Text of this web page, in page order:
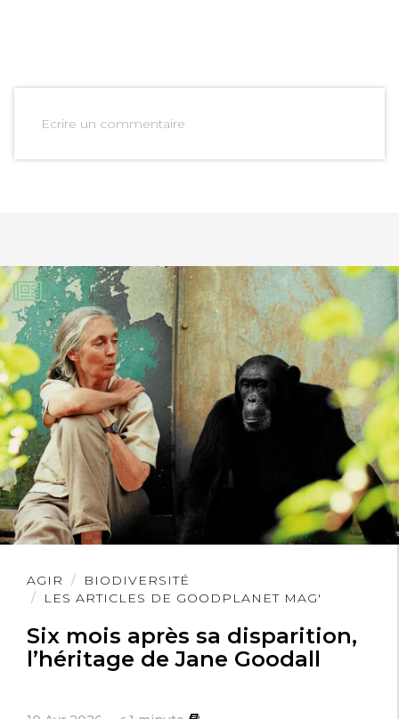
Ecrire un commentaire
AGIR
BIODIVERSITÉ
LES ARTICLES DE GOODPLANET MAG'
Six mois après sa disparition,
l’héritage de Jane Goodall
Lire
l'article